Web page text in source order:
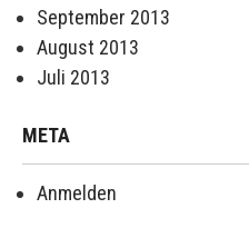
September 2013
August 2013
Juli 2013
META
Anmelden